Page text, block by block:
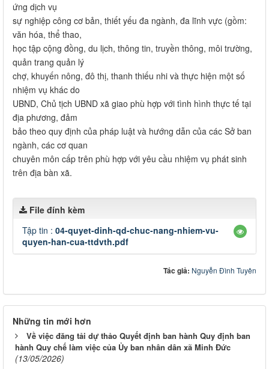
ứng dịch vụ
sự nghiệp công cơ bản, thiết yếu đa ngành, đa lĩnh vực (gồm:
văn hóa, thể thao,
học tập cộng đồng, du lịch, thông tin, truyền thông, môi trường,
quản trang quản lý
chợ, khuyến nông, đô thị, thanh thiếu nhi và thực hiện một số
nhiệm vụ khác do
UBND, Chủ tịch UBND xã giao phù hợp với tình hình thực tế tại
địa phương, đảm
bảo theo quy định của pháp luật và hướng dẫn của các Sở ban
ngành, các cơ quan
chuyên môn cấp trên phù hợp với yêu cầu nhiệm vụ phát sinh
trên địa bàn xã.
File đính kèm
Tập tin : 04-quyet-dinh-qd-chuc-nang-nhiem-vu-
quyen-han-cua-ttdvth.pdf
Tác giả: Nguyễn Đình Tuyên
Những tin mới hơn
Về việc đăng tải dự thảo Quyết định ban hành Quy định ban
hành Quy chế làm việc của Ủy ban nhân dân xã Minh Đức
(13/05/2026)